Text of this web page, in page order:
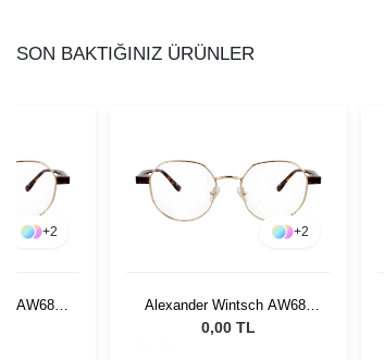
SON BAKTIĞINIZ ÜRÜNLER
+2
AW686
+2
Alexander Wintsch AW686
C3
0,00 TL